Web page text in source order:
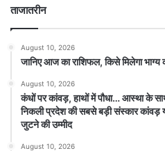
ताजातरीन
August 10, 2026
जानिए आज का राशिफल, किसे मिलेगा भाग्य
August 10, 2026
कंधों पर कांवड़, हाथों में पौधा… आस्था के
निकली प्रदेश की सबसे बड़ी संस्कार
जुटने की उम्मीद
August 10, 2026